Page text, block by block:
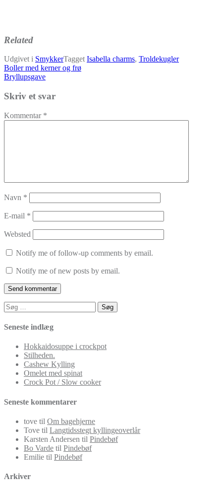
Related
Udgivet i SmykkerTagget Isabella charms, Troldekugler
Indlægsnavigation
Boller med kerner og frø
Bryllupsgave
Skriv et svar
Kommentar *
Navn *
E-mail *
Websted
Notify me of follow-up comments by email.
Notify me of new posts by email.
Søg
efter:
Seneste indlæg
Hokkaidosuppe i crockpot
Stilheden.
Cashew Kylling
Omelet med spinat
Crock Pot / Slow cooker
Seneste kommentarer
tove til Om bagehjerne
Tove til Langtidsstegt kyllingeoverlår
Karsten Andersen til Pindebøf
Bo Varde til Pindebøf
Emilie til Pindebøf
Arkiver